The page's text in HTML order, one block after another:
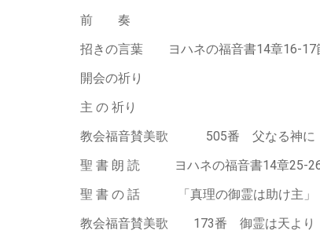
前 奏
招きの言葉 ヨハネの福音書14章16-17
開会の祈り
主 の 祈り
教会福音賛美歌 505番 父なる神に
聖 書 朗 読 ヨハネの福音書14章25-
聖 書 の 話 「真理の御霊は助け主」
教会福音賛美歌 173番 御霊は天より